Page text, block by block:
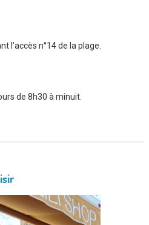
l’accès n°14 de la plage.
de 8h30 à minuit.